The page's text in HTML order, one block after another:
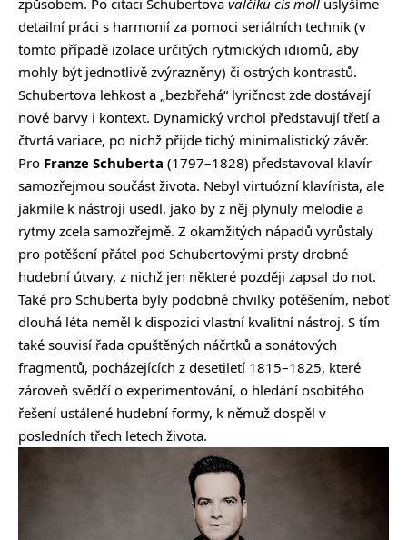
způsobem. Po citaci Schubertova valčíku cis moll uslyšíme
detailní práci s harmonií za pomoci seriálních technik (v
tomto případě izolace určitých rytmických idiomů, aby
mohly být jednotlivě zvýrazněny) či ostrých kontrastů.
Schubertova lehkost a „bezbřehá“ lyričnost zde dostávají
nové barvy i kontext. Dynamický vrchol představují třetí a
čtvrtá variace, po nichž přijde tichý minimalistický závěr.
Pro Franze Schuberta (1797–1828) představoval klavír
samozřejmou součást života. Nebyl virtuózní klavírista, ale
jakmile k nástroji usedl, jako by z něj plynuly melodie a
rytmy zcela samozřejmě. Z okamžitých nápadů vyrůstaly
pro potěšení přátel pod Schubertovými prsty drobné
hudební útvary, z nichž jen některé později zapsal do not.
Také pro Schuberta byly podobné chvilky potěšením, neboť
dlouhá léta neměl k dispozici vlastní kvalitní nástroj. S tím
také souvisí řada opuštěných náčrtků a sonátových
fragmentů, pocházejících z desetiletí 1815–1825, které
zároveň svědčí o experimentování, o hledání osobitého
řešení ustálené hudební formy, k němuž dospěl v
posledních třech letech života.